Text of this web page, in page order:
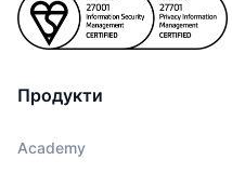
Продукти
Academy